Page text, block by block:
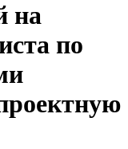
на
по